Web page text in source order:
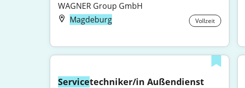
WAGNER Group GmbH
Magdeburg
Vollzeit
Servicetechniker/in Außendienst